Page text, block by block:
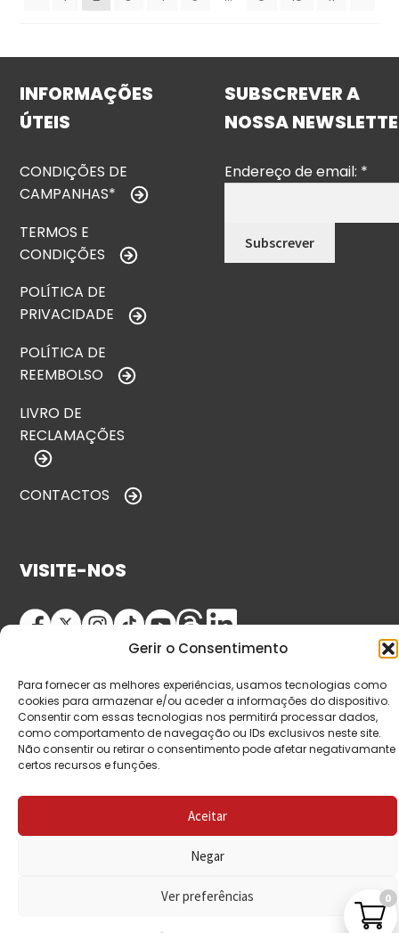
Gerir o Consentimento
Para fornecer as melhores experiências, usamos tecnologias como
cookies para armazenar e/ou aceder a informações do dispositivo.
Consentir com essas tecnologias nos permitirá processar dados,
como comportamento de navegação ou IDs exclusivos neste site.
Não consentir ou retirar o consentimento pode afetar negativamante
certos recursos e funções.
Aceitar
Negar
Ver preferências
INFORMAÇÕES
ÚTEIS
CONDIÇÕES DE
CAMPANHAS*
TERMOS E
CONDIÇÕES
POLÍTICA DE
PRIVACIDADE
POLÍTICA DE
REEMBOLSO
LIVRO DE
RECLAMAÇÕES
CONTACTOS
SUBSCREVER A
NOSSA
Endereço de email: *
VISITE-NOS
© Copyright 2026 Saída de Emergência. Todos os
direitos reservados.
0